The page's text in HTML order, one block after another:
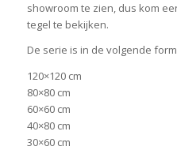
showroom te zien, dus kom
tegel te bekijken.
De serie is in de volgende
120×120 cm
80×80 cm
60×60 cm
40×80 cm
30×60 cm